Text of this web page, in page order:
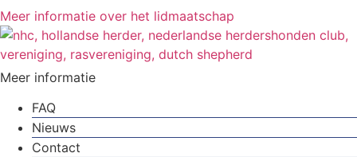
Meer informatie over het lidmaatschap
Meer informatie
FAQ
Nieuws
Contact